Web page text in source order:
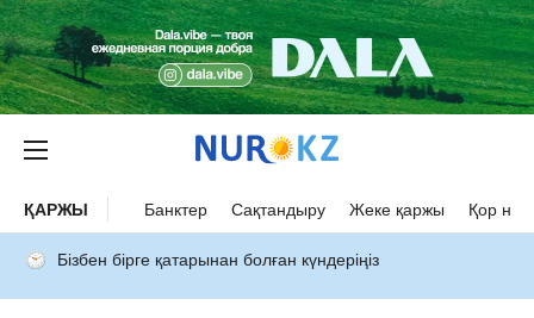
ҚАРЖЫ Банктер Сақтандыру Жеке қаржы Қор
Бізбен бірге қатарынан болған күндеріңіз